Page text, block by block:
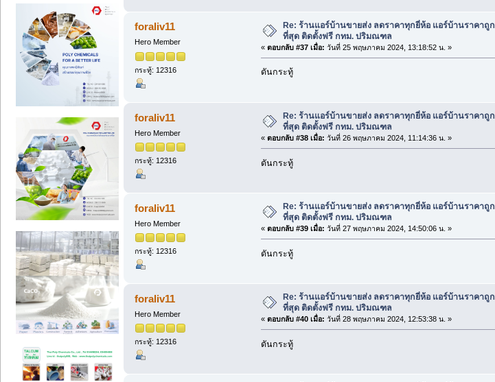
foraliv11
Hero Member
กระทู้: 12316
Re: ร้านแอร์บ้านขายส่ง ลดราคาทุกยี่ห้อ แอร์บ้านราคาถูก
ที่สุด ติดตั้งฟรี กทม. ปริมณฑล
« ตอบกลับ #37 เมื่อ: วันที่ 25 พฤษภาคม 2024, 13:18:52 น. »
ดันกระทู้
foraliv11
Hero Member
กระทู้: 12316
Re: ร้านแอร์บ้านขายส่ง ลดราคาทุกยี่ห้อ แอร์บ้านราคาถูก
ที่สุด ติดตั้งฟรี กทม. ปริมณฑล
« ตอบกลับ #38 เมื่อ: วันที่ 26 พฤษภาคม 2024, 11:14:36 น. »
ดันกระทู้
foraliv11
Hero Member
กระทู้: 12316
Re: ร้านแอร์บ้านขายส่ง ลดราคาทุกยี่ห้อ แอร์บ้านราคาถูก
ที่สุด ติดตั้งฟรี กทม. ปริมณฑล
« ตอบกลับ #39 เมื่อ: วันที่ 27 พฤษภาคม 2024, 14:50:06 น. »
ดันกระทู้
foraliv11
Hero Member
กระทู้: 12316
Re: ร้านแอร์บ้านขายส่ง ลดราคาทุกยี่ห้อ แอร์บ้านราคาถูก
ที่สุด ติดตั้งฟรี กทม. ปริมณฑล
« ตอบกลับ #40 เมื่อ: วันที่ 28 พฤษภาคม 2024, 12:53:38 น. »
ดันกระทู้